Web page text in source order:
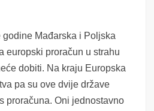
Mađarska i Poljska
europski proračun u strahu
dobiti. Na kraju Europska
pa su ove dvije države
proračuna. Oni jednostavno